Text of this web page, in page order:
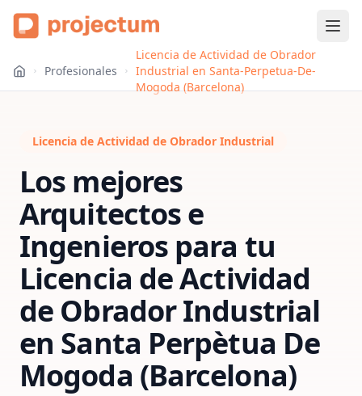
Profesionales
Licencia de Actividad de Obrador
Industrial en Santa-Perpetua-De-
Mogoda (Barcelona)
Licencia de Actividad de Obrador Industrial
Los mejores
Arquitectos e
Ingenieros para tu
Licencia de Actividad
de Obrador Industrial
en Santa Perpètua De
Mogoda (Barcelona)